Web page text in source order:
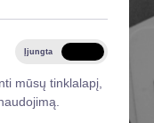
Įjungta
mūsų tinklalapį,
Savivaldybės
Organizacinė